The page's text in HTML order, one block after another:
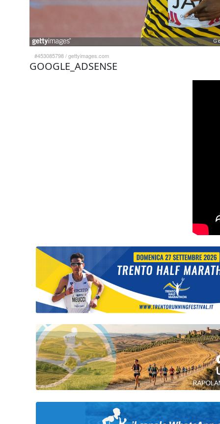
#453085798/gettyimages.com
GOOGLE_ADSENSE